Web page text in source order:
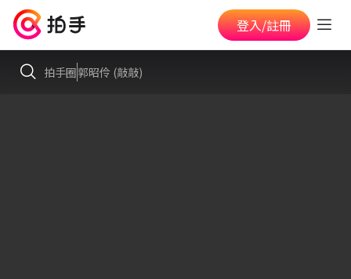
登入/註冊
拍手圈郭昭伶 (敲敲)